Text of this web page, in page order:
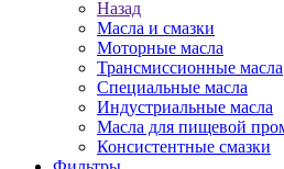
Назад
Масла и смазки
Моторные масла
Трансмиссионные масла
Специальные масла
Индустриальные масла
Масла для пищевой
Консистентные смазки